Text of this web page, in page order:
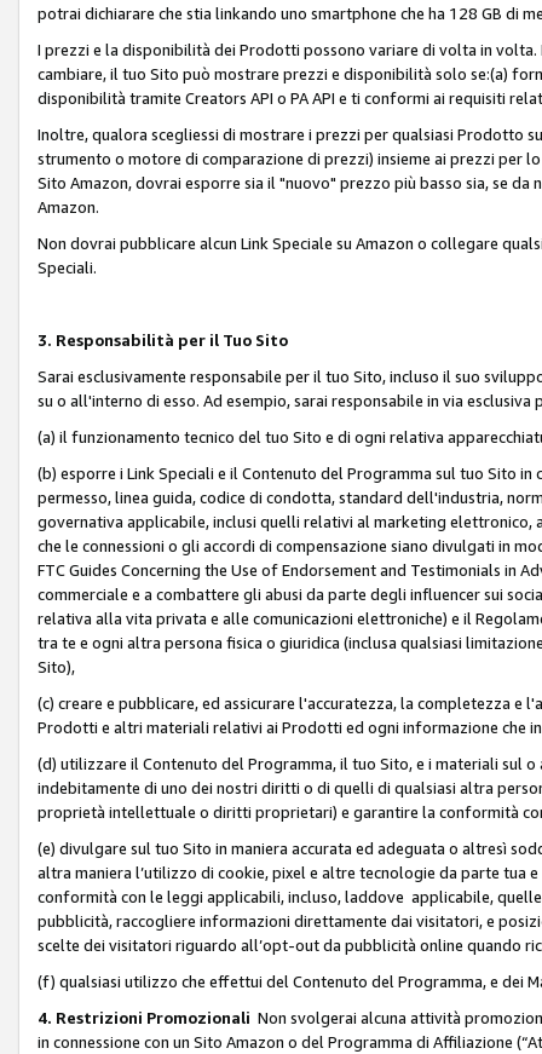
potrai dichiarare che stia linkando uno smartphone che ha 128 GB di
I prezzi e la disponibilità dei Prodotti possono variare di volta in
cambiare, il tuo Sito può mostrare prezzi e disponibilità solo se:(a)
disponibilità tramite Creators API o PA API e ti conformi ai requisiti
Inoltre, qualora scegliessi di mostrare i prezzi per qualsiasi Prodotto
strumento o motore di comparazione di prezzi) insieme ai prezzi
Sito Amazon, dovrai esporre sia il "nuovo" prezzo più basso sia, se
Amazon.
Non dovrai pubblicare alcun Link Speciale su Amazon o collegare
Speciali.
3. Responsabilità per il Tuo Sito
Sarai esclusivamente responsabile per il tuo Sito, incluso il suo
su o all'interno di esso. Ad esempio, sarai responsabile in via esclusiva
(a) il funzionamento tecnico del tuo Sito e di ogni relativa
(b) esporre i Link Speciali e il Contenuto del Programma sul tuo Sito in
permesso, linea guida, codice di condotta, standard dell'industria,
governativa applicabile, inclusi quelli relativi al marketing
che le connessioni o gli accordi di compensazione siano divulgati in
FTC Guides Concerning the Use of Endorsement and Testimonials in
commerciale e a combattere gli abusi da parte degli influencer sui
relativa alla vita privata e alle comunicazioni elettroniche) e il
tra te e ogni altra persona fisica o giuridica (inclusa qualsiasi
Sito),
(c) creare e pubblicare, ed assicurare l'accuratezza, la completezza
Prodotti e altri materiali relativi ai Prodotti ed ogni informazione che
(d) utilizzare il Contenuto del Programma, il tuo Sito, e i materiali sul
indebitamente di uno dei nostri diritti o di quelli di qualsiasi altra
proprietà intellettuale o diritti proprietari) e garantire la conformità
(e) divulgare sul tuo Sito in maniera accurata ed adeguata o altresì
altra maniera l’utilizzo di cookie, pixel e altre tecnologie da parte tua
conformità con le leggi applicabili, incluso, laddove applicabile,
pubblicità, raccogliere informazioni direttamente dai visitatori, e
scelte dei visitatori riguardo all’opt-out da pubblicità online quando
(f) qualsiasi utilizzo che effettui del Contenuto del Programma, e dei
4. Restrizioni Promozionali Non svolgerai alcuna attività
in connessione con un Sito Amazon o del Programma di Affiliazione